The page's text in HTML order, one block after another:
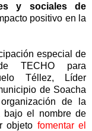
y sociales de
positivo en la
especial de
TECHO para
Téllez, Líder
de Soacha
de la
bajo el nombre de
objeto fomentar el